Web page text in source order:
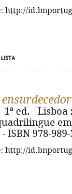
http://
1ª ed. -
ISBN 978-989-
http://